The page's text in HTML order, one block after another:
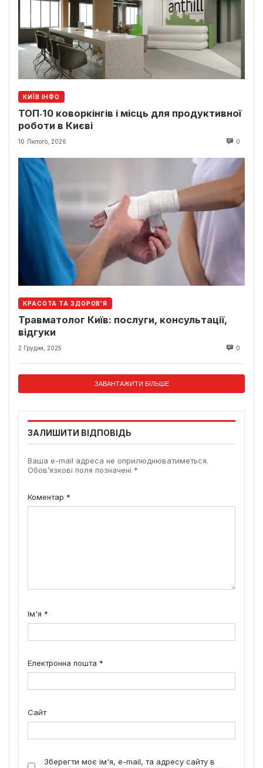
КИЇВ ІНФО
ТОП‑10 коворкінгів і місць для продуктивної
роботи в Києві
10 Лютого, 2026 0
КРАСОТА ТА ЗДОРОВ'Я
Травматолог Київ: послуги, консультації,
відгуки
2 Грудня, 2025 0
ЗАВАНТАЖИТИ БІЛЬШЕ
ЗАЛИШИТИ ВІДПОВІДЬ
Ваша e-mail адреса не оприлюднюватиметься.
Обов’язкові поля позначені *
Коментар *
Ім'я *
Електронна пошта *
Сайт
Зберегти моє ім'я, e-mail, та адресу сайту в